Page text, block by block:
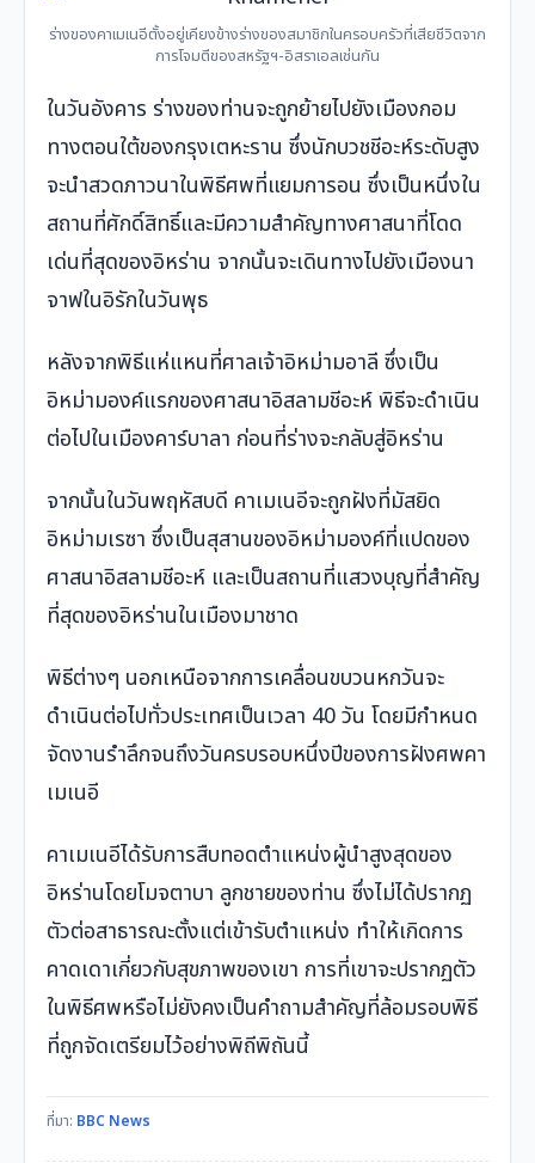
ร่างของคาเมเนอีตั้งอยู่เคียงข้างร่างของสมาชิกในครอบครัวที่เสียชีวิตจาก
การโจมตีของสหรัฐฯ-อิสราเอลเช่นกัน
ในวันอังคาร ร่างของท่านจะถูกย้ายไปยังเมืองกอม
ทางตอนใต้ของกรุงเตหะราน ซึ่งนักบวชชีอะห์ระดับสูง
จะนำสวดภาวนาในพิธีศพที่แยมการอน ซึ่งเป็นหนึ่งใน
สถานที่ศักดิ์สิทธิ์และมีความสำคัญทางศาสนาที่โดด
เด่นที่สุดของอิหร่าน จากนั้นจะเดินทางไปยังเมืองนา
จาฟในอิรักในวันพุธ
หลังจากพิธีแห่แหนที่ศาลเจ้าอิหม่ามอาลี ซึ่งเป็น
อิหม่ามองค์แรกของศาสนาอิสลามชีอะห์ พิธีจะดำเนิน
ต่อไปในเมืองคาร์บาลา ก่อนที่ร่างจะกลับสู่อิหร่าน
จากนั้นในวันพฤหัสบดี คาเมเนอีจะถูกฝังที่มัสยิด
อิหม่ามเรซา ซึ่งเป็นสุสานของอิหม่ามองค์ที่แปดของ
ศาสนาอิสลามชีอะห์ และเป็นสถานที่แสวงบุญที่สำคัญ
ที่สุดของอิหร่านในเมืองมาชาด
พิธีต่างๆ นอกเหนือจากการเคลื่อนขบวนหกวันจะ
ดำเนินต่อไปทั่วประเทศเป็นเวลา 40 วัน โดยมีกำหนด
จัดงานรำลึกจนถึงวันครบรอบหนึ่งปีของการฝังศพคา
เมเนอี
คาเมเนอีได้รับการสืบทอดตำแหน่งผู้นำสูงสุดของ
อิหร่านโดยโมจตาบา ลูกชายของท่าน ซึ่งไม่ได้ปรากฏ
ตัวต่อสาธารณะตั้งแต่เข้ารับตำแหน่ง ทำให้เกิดการ
คาดเดาเกี่ยวกับสุขภาพของเขา การที่เขาจะปรากฏตัว
ในพิธีศพหรือไม่ยังคงเป็นคำถามสำคัญที่ล้อมรอบพิธี
ที่ถูกจัดเตรียมไว้อย่างพิถีพิถันนี้
ที่มา: BBC News